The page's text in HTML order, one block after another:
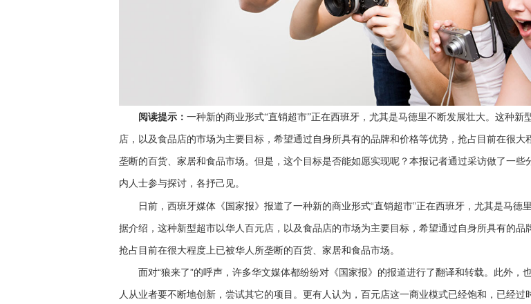
阅读提示： 一种新的商业形式“直销超市”正在西班牙，尤其是马德里不断发展壮大。这种新
店，以及食品店的市场为主要目标，希望通过自身所具有的品牌和价格等优势，抢占目前在很大
垄断的百货、家居和食品市场。但是，这个目标是否能如愿实现呢？本报记者通过采访做了一些
内人士参与探讨，各抒己见。
日前，西班牙媒体《国家报》报道了一种新的商业形式“直销超市”正在西班牙，尤其是马德里
据介绍，这种新型超市以华人百元店，以及食品店的市场为主要目标，希望通过自身所具有的品
抢占目前在很大程度上已被华人所垄断的百货、家居和食品市场。
面对“狼来了”的呼声，许多华文媒体都纷纷对《国家报》的报道进行了翻译和转载。此外，
人从业者要不断地创新，尝试其它的项目。更有人认为，百元店这一商业模式已经饱和，已经过